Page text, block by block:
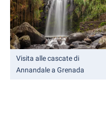
Visita alle cascate di
Annandale a Grenada